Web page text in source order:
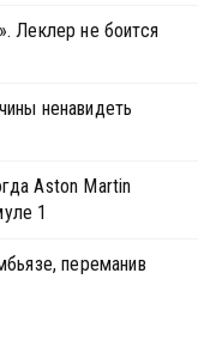
Леклер не боится
ненавидеть
Aston Martin
1
переманив